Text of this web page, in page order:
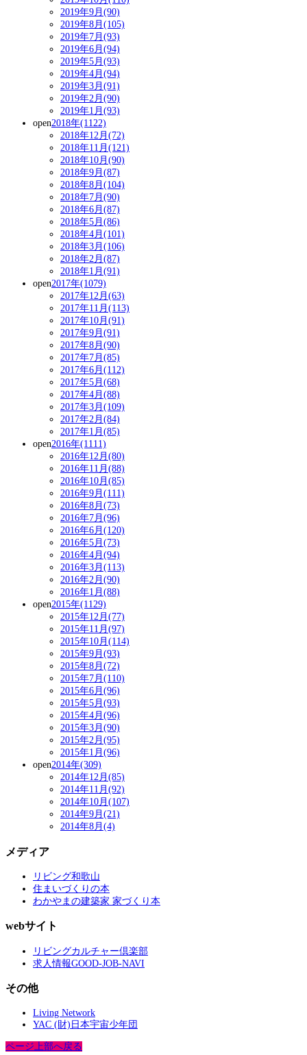
2019年9月(90)
2019年8月(105)
2019年7月(93)
2019年6月(94)
2019年5月(93)
2019年4月(94)
2019年3月(91)
2019年2月(90)
2019年1月(93)
open2018年(1122)
2018年12月(72)
2018年11月(121)
2018年10月(90)
2018年9月(87)
2018年8月(104)
2018年7月(90)
2018年6月(87)
2018年5月(86)
2018年4月(101)
2018年3月(106)
2018年2月(87)
2018年1月(91)
open2017年(1079)
2017年12月(63)
2017年11月(113)
2017年10月(91)
2017年9月(91)
2017年8月(90)
2017年7月(85)
2017年6月(112)
2017年5月(68)
2017年4月(88)
2017年3月(109)
2017年2月(84)
2017年1月(85)
open2016年(1111)
2016年12月(80)
2016年11月(88)
2016年10月(85)
2016年9月(111)
2016年8月(73)
2016年7月(96)
2016年6月(120)
2016年5月(73)
2016年4月(94)
2016年3月(113)
2016年2月(90)
2016年1月(88)
open2015年(1129)
2015年12月(77)
2015年11月(97)
2015年10月(114)
2015年9月(93)
2015年8月(72)
2015年7月(110)
2015年6月(96)
2015年5月(93)
2015年4月(96)
2015年3月(90)
2015年2月(95)
2015年1月(96)
open2014年(309)
2014年12月(85)
2014年11月(92)
2014年10月(107)
2014年9月(21)
2014年8月(4)
メディア
リビング和歌山
住まいづくりの本
わかやまの建築家 家づくり本
webサイト
リビングカルチャー倶楽部
求人情報GOOD-JOB-NAVI
その他
Living Network
YAC (財)日本宇宙少年団
ページ上部へ戻る